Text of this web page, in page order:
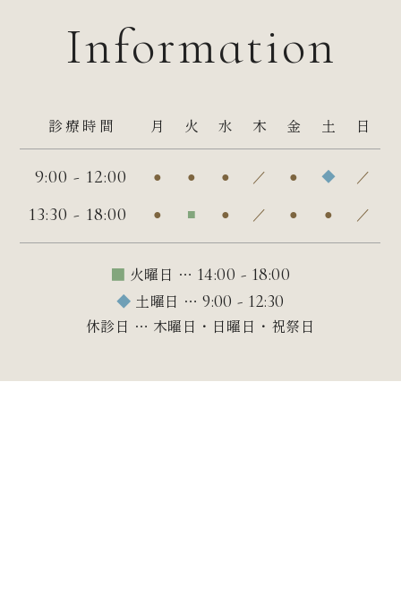
Information
診療時間 月 火 水 木 金 土 日
9:00 - 12:00 ● ● ● ／ ● ◆ ／
13:30 - 18:00 ● ■ ● ／ ● ● ／
■ 火曜日 … 14:00 - 18:00
◆ 土曜日 …9:00 - 12:30
休診日 … 木曜日・日曜日・祝祭日